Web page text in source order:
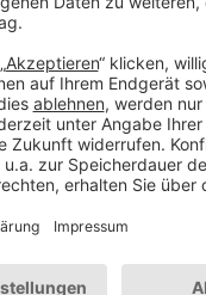
so
des
darüber, wie
freundlich,
und
ist.
in der Regel